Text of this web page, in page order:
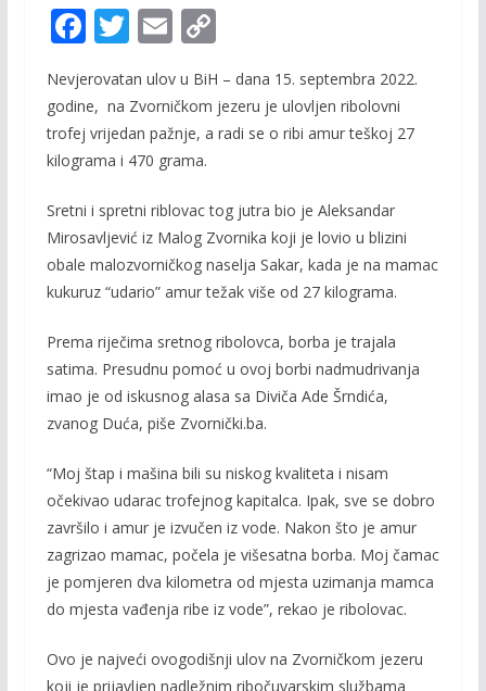
F
e
b
o
o
k
T
w
itt
er
E
ai
l
C
p
y
n
k
Nevjerovatan ulov u BiH – dana 15. septembra 2022.
godine, na Zvorničkom jezeru je ulovljen ribolovni
trofej vrijedan pažnje, a radi se o ribi amur teškoj 27
kilograma i 470 grama.
Sretni i spretni riblovac tog jutra bio je Aleksandar
Mirosavljević iz Malog Zvornika koji je lovio u blizini
obale malozvorničkog naselja Sakar, kada je na mamac
kukuruz “udario” amur težak više od 27 kilograma.
Prema riječima sretnog ribolovca, borba je trajala
satima. Presudnu pomoć u ovoj borbi nadmudrivanja
imao je od iskusnog alasa sa Diviča Ade Šrndića,
zvanog Duća, piše Zvornički.ba.
“Moj štap i mašina bili su niskog kvaliteta i nisam
očekivao udarac trofejnog kapitalca. Ipak, sve se dobro
završilo i amur je izvučen iz vode. Nakon što je amur
zagrizao mamac, počela je višesatna borba. Moj čamac
je pomjeren dva kilometra od mjesta uzimanja mamca
do mjesta vađenja ribe iz vode”, rekao je ribolovac.
Ovo je najveći ovogodišnji ulov na Zvorničkom jezeru
koji je prijavljen nadležnim ribočuvarskim službama